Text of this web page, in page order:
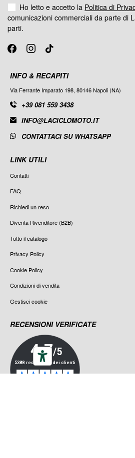
INFO & RECAPITI
Via Ferrante Imparato 198, 80146 Napoli (NA)
+39 081 559 3438
INFO@LACICLOMOTO.IT
CONTATTACI SU WHATSAPP
LINK UTILI
Contatti
FAQ
Richiedi un reso
Diventa Rivenditore (B2B)
Tutto il catalogo
Privacy Policy
Cookie Policy
Condizioni di vendita
Gestisci cookie
RECENSIONI VERIFICATE
Ho letto e accetto la Politica di
comunicazioni commerciali da parte di
parti.